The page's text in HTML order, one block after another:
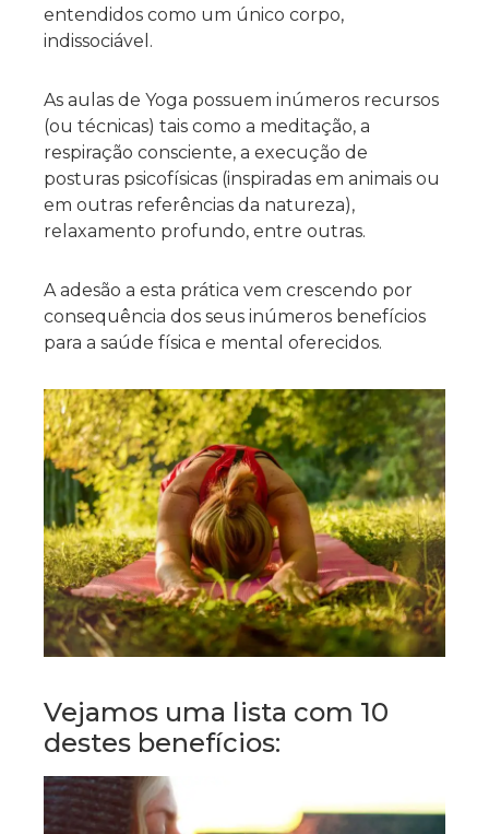
entendidos como um único corpo,
indissociável.
As aulas de Yoga possuem inúmeros recursos
(ou técnicas) tais como a meditação, a
respiração consciente, a execução de
posturas psicofísicas (inspiradas em animais ou
em outras referências da natureza),
relaxamento profundo, entre outras.
A adesão a esta prática vem crescendo por
consequência dos seus inúmeros benefícios
para a saúde física e mental oferecidos.
Vejamos uma lista com 10
destes benefícios: